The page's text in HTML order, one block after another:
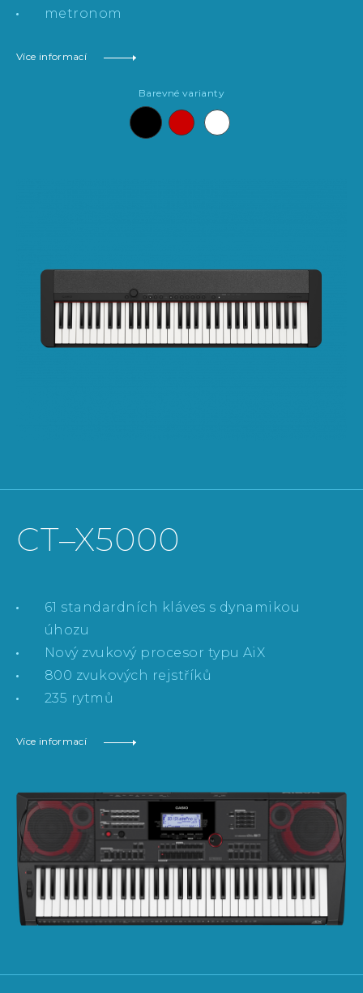
metronom
Více informací
Barevné varianty
CT–X5000
61 standardních kláves s dynamikou
úhozu
Nový zvukový procesor typu AiX
800 zvukových rejstříků
235 rytmů
Více informací